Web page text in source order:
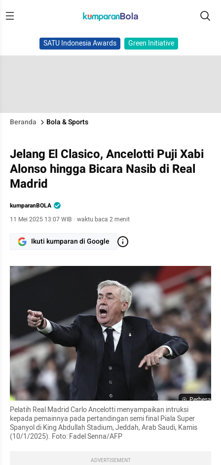
SATU Indonesia Awards Green Initiative
Beranda Bola & Sports
Jelang El Clasico, Ancelotti Puji Xabi
Alonso hingga Bicara Nasib di Real
Madrid
kumparanBOLA
11 Mei 2025 13:07 WIB · waktu baca 2 menit
Ikuti kumparan di Google
Perbesar
Pelatih Real Madrid Carlo Ancelotti menyampaikan intruksi
kepada pemainnya pada pertandingan semi final Piala Super
Spanyol di King Abdullah Stadium, Jeddah, Arab Saudi, Kamis
(10/1/2025). Foto: Fadel Senna/AFP
ADVERTISEMENT